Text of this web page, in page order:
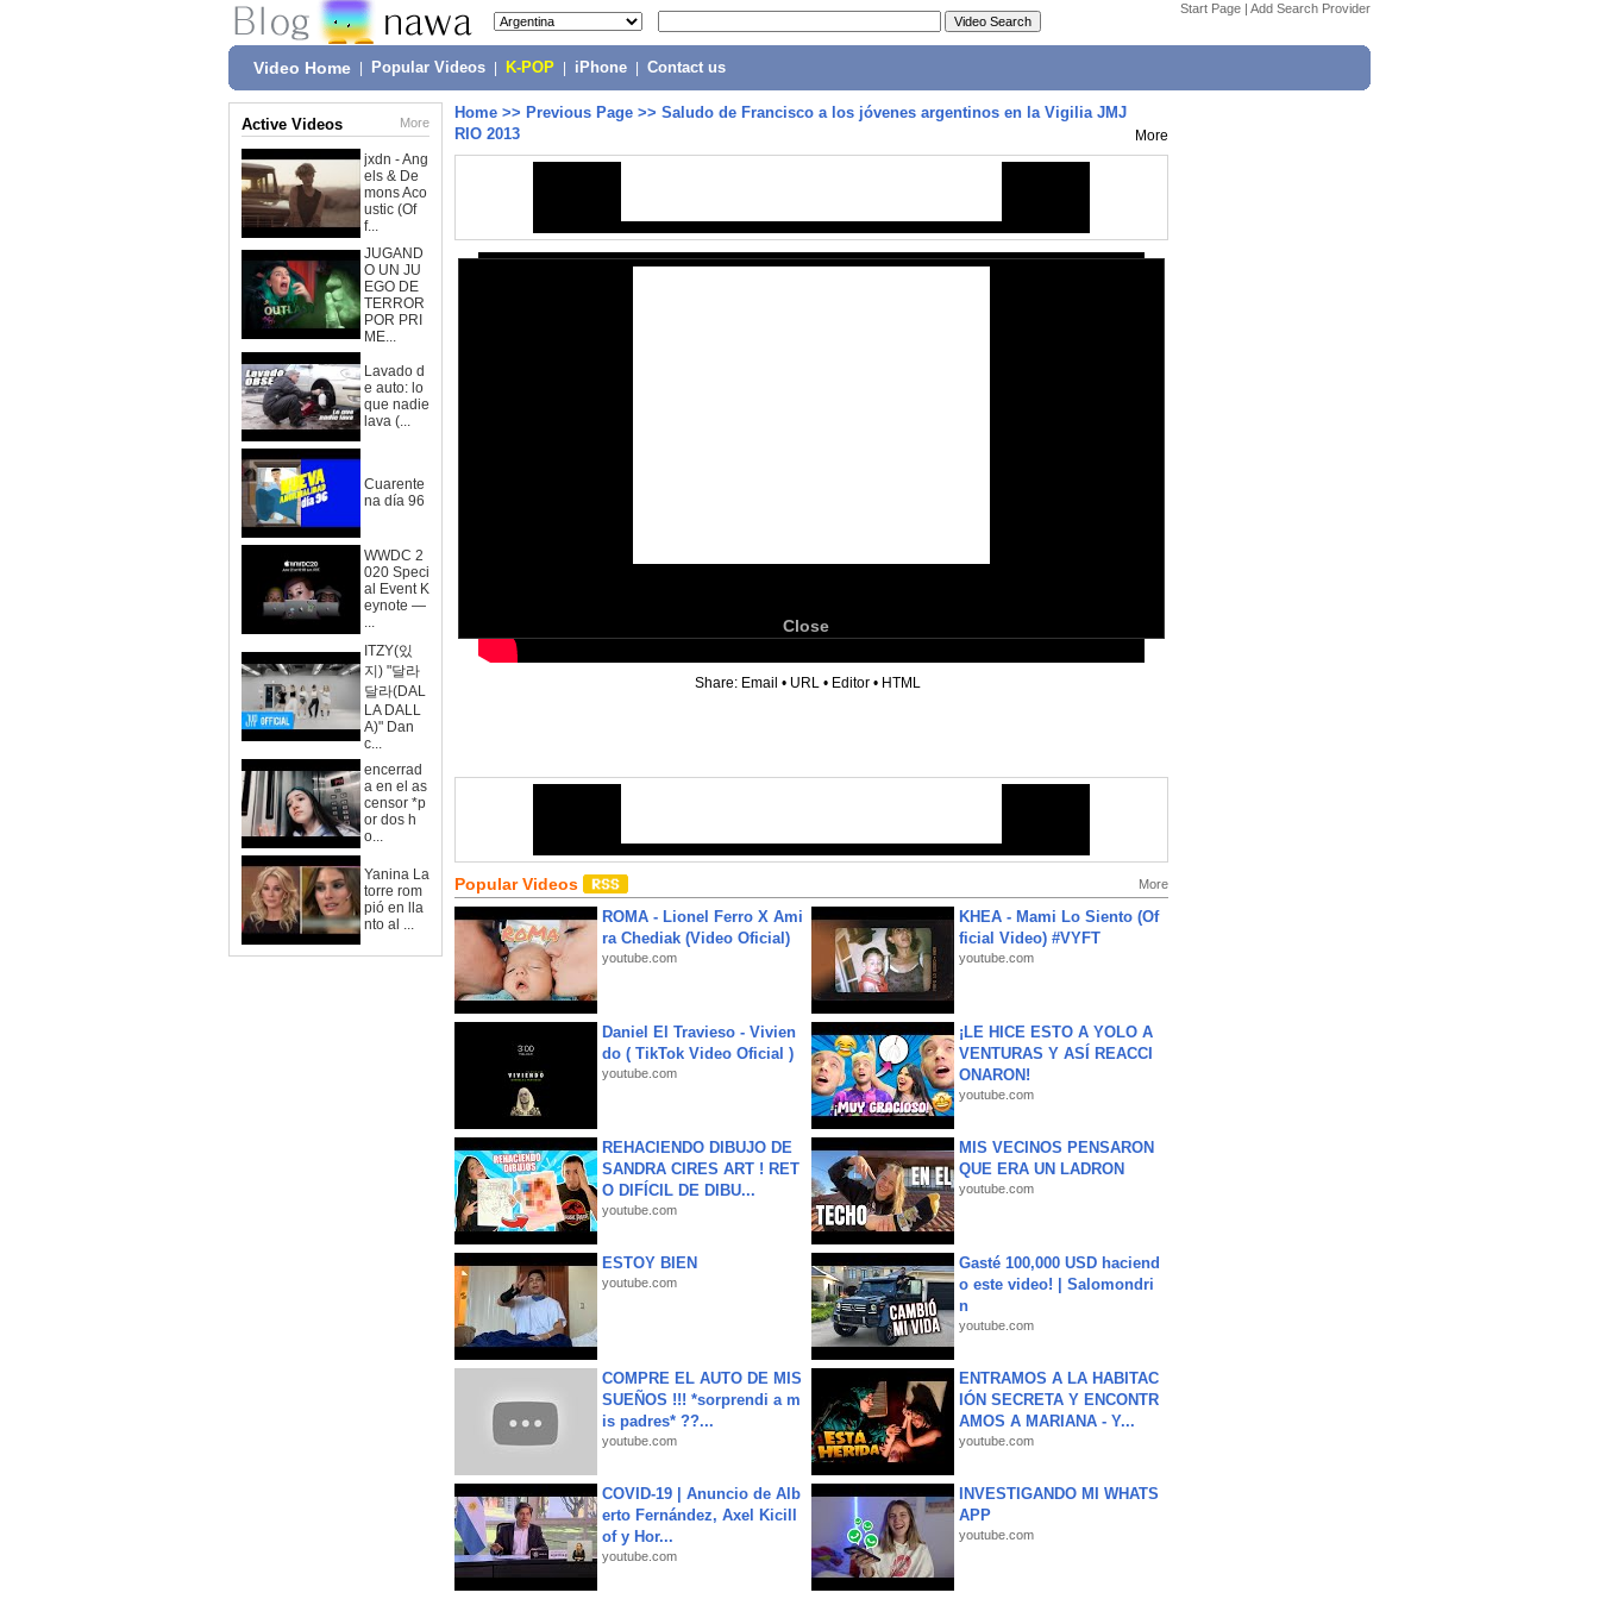
Start Page | Add Search Provider
Video Home Popular Videos K-POP iPhone Contact us
Active Videos More
jxdn - Ang
els & De
mons Aco
ustic (Of
f...
JUGAND
O UN JU
EGO DE
TERROR
POR PRI
ME...
Lavado d
e auto: lo
que nadie
lava (...
Cuarente
na día 96
WWDC 2
020 Speci
al Event K
eynote —
...
ITZY(있
지) "달라
달라(DAL
LA DALL
A)" Dan
c...
encerrad
a en el as
censor *p
or dos h
o...
Yanina La
torre rom
pió en lla
nto al ...
Home >> Previous Page >> Saludo de Francisco a los jóvenes argentinos en la Vigilia JMJ
RIO 2013
More
Close
Share: Email • URL • Editor • HTML
Popular Videos More
ROMA - Lionel Ferro X Ami
ra Chediak (Video Oficial)
youtube.com
KHEA - Mami Lo Siento (Of
ficial Video) #VYFT
youtube.com
Daniel El Travieso - Vivien
do ( TikTok Video Oficial )
youtube.com
¡LE HICE ESTO A YOLO A
VENTURAS Y ASÍ REACCI
ONARON!
youtube.com
REHACIENDO DIBUJO DE
SANDRA CIRES ART ! RET
O DIFÍCIL DE DIBU...
youtube.com
MIS VECINOS PENSARON
QUE ERA UN LADRON
youtube.com
ESTOY BIEN
youtube.com
Gasté 100,000 USD haciend
o este video! | Salomondri
n
youtube.com
COMPRE EL AUTO DE MIS
SUEÑOS !!! *sorprendi a m
is padres* ??...
youtube.com
ENTRAMOS A LA HABITAC
IÓN SECRETA Y ENCONTR
AMOS A MARIANA - Y...
youtube.com
COVID-19 | Anuncio de Alb
erto Fernández, Axel Kicill
of y Hor...
youtube.com
INVESTIGANDO MI WHATS
APP
youtube.com